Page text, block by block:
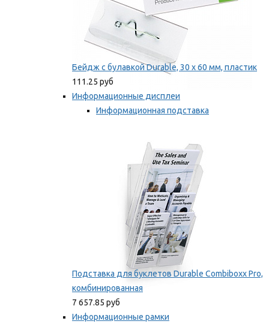
Бейдж с булавкой Durable, 30 х 60 мм, пластик
111.25 руб
Информационные дисплеи
Информационная подставка
Подставка для буклетов Durable Combiboxx Pro,
комбинированная
7 657.85 руб
Информационные рамки